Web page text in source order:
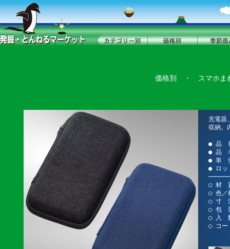
価格別 ・ スマホま
充電器
収納。
● 品
● 品
● 単
● ロッ
○ 材
○ 色／
○ 寸
○ 包
○ 入
○ コー